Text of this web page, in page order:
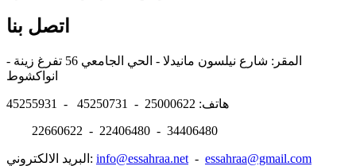
اتصل بنا
المقر: شارع نيلسون مانيدلا - الحي الجامعي 56 تفرغ زينة -
هاتف: 25000622 - 45250731 - 45255931
22660622 - 22406480 - 34406480
البريد الالكتروني: info@essahraa.net - essahraa@gmail.com